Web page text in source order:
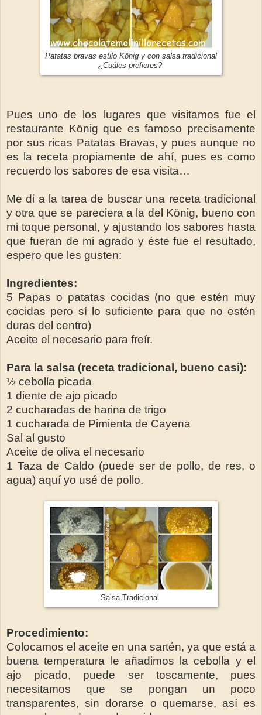
Patatas bravas estilo König y con salsa tradicional
¿Cuáles prefieres?
Pues uno de los lugares que visitamos fue el
restaurante König que es famoso precisamente
por sus ricas Patatas Bravas, y pues aunque no
es la receta propiamente de ahí, pues es como
recuerdo los sabores de esa visita…
Me di a la tarea de buscar una receta tradicional
y otra que se pareciera a la del König, bueno con
mi toque personal, y ajustando los sabores hasta
que fueran de mi agrado y éste fue el resultado,
espero que les gusten:
Ingredientes:
5 Papas o patatas cocidas (no que estén muy
cocidas pero sí lo suficiente para que no estén
duras del centro)
Aceite el necesario para freír.
Para la salsa (receta tradicional, bueno casi):
½ cebolla picada
1 diente de ajo picado
2 cucharadas de harina de trigo
1 cucharada de Pimienta de Cayena
Sal al gusto
Aceite de oliva el necesario
1 Taza de Caldo (puede ser de pollo, de res, o
agua) aquí yo usé de pollo.
Salsa Tradicional
Procedimiento:
Colocamos el aceite en una sartén, ya que está a
buena temperatura le añadimos la cebolla y el
ajo picado, puede ser toscamente, pues
necesitamos que se pongan un poco
transparentes, sin dorarse o quemarse, así es